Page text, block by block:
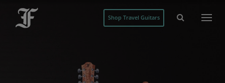
Shop Travel Guitars